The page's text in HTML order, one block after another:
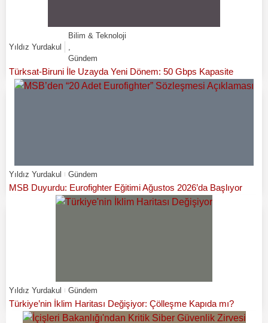
Yıldız Yurdakul
Bilim & Teknoloji
Gündem
Türksat-Biruni İle Uzayda Yeni Dönem: 50 Gbps Kapasite
Yıldız Yurdakul Gündem
MSB Duyurdu: Eurofighter Eğitimi Ağustos 2026’da Başlıyor
Yıldız Yurdakul Gündem
Türkiye’nin İklim Haritası Değişiyor: Çölleşme Kapıda mı?